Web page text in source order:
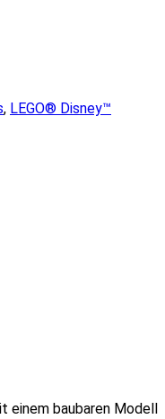
, LEGO® Disney™
einem baubaren Modell